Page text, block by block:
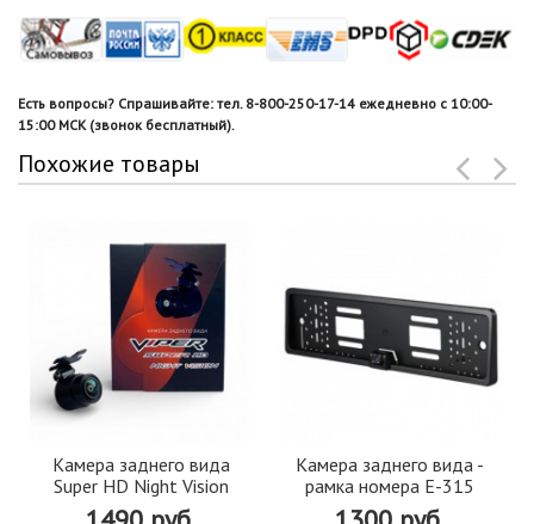
Есть вопросы? Спрашивайте: тел. 8-800-250-17-14 ежедневно с 10:00-
15:00 МСК (звонок бесплатный).
Похожие товары
Камера заднего вида
Super HD Night Vision
Камера заднего вида -
рамка номера Е-315